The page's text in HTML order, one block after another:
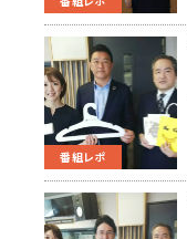
番組レポ